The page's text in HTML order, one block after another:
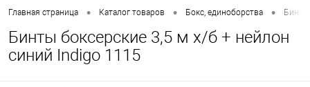
Главная страница • Каталог товаров • Бокс, единоборства • Бинты
Бинты боксерские 3,5 м х/б + нейлон
синий Indigo 1115